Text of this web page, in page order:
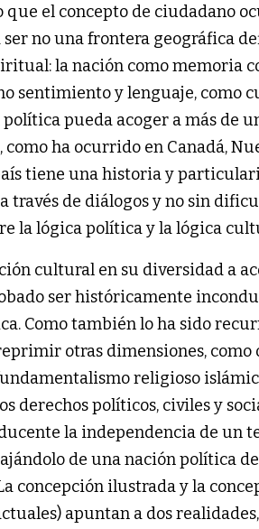
que el concepto de ciudadano
ser no una frontera geográfica
la nación como memoria
sentimiento y lenguaje, como
pueda acoger a más de
ha ocurrido en Canadá,
tiene una historia y
través de diálogos y no sin
la lógica política y la lógica
cultural en su diversidad a
ser históricamente
Como también lo ha sido
otras dimensiones,
religioso
derechos políticos, civiles y
la independencia de un
de una nación política
concepción ilustrada y la
apuntan a dos